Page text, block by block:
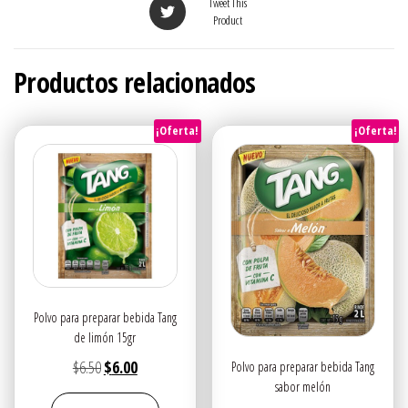
Product
Productos relacionados
¡Oferta!
Polvo para preparar bebida Tang
de limón 15gr
$6.50El
precio
$6.00El
precio
¡Oferta!
Polvo para preparar bebida Tang
sabor melón